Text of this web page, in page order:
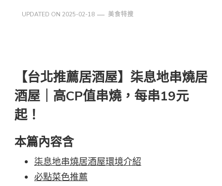
UPDATED ON 2025-02-18 美食特搜
【台北推薦居酒屋】柒息地串燒居
酒屋｜高CP值串燒，每串19元
起！
本篇內容含
柒息地串燒居酒屋環境介紹
必點菜色推薦